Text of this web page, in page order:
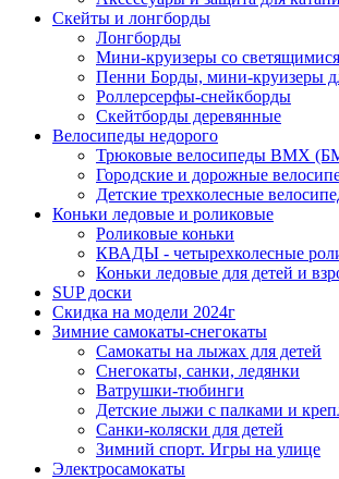
Cкейты и лонгборды
Лонгборды
Мини-круизеры со
Пенни Борды, мини-круизеры
Роллерсерфы-снейкборды
Скейтборды деревянные
Велосипеды недорого
Трюковые велосипеды BMX
Городские и дорожные
Детские трехколесные
Коньки ледовые и роликовые
Роликовые коньки
КВАДЫ - четырехколесные
Коньки ледовые для детей и
SUP доски
Скидка на модели 2024г
Зимние самокаты-снегокаты
Самокаты на лыжах для детей
Снегокаты, санки, ледянки
Ватрушки-тюбинги
Детские лыжи с палками и
Санки-коляски для детей
Зимний спорт. Игры на улице
Электросамокаты